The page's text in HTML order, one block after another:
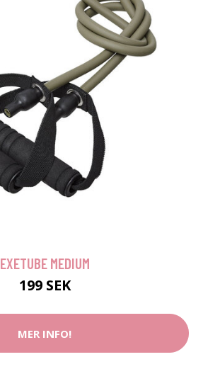
EXETUBE MEDIUM
199 SEK
MER INFO!